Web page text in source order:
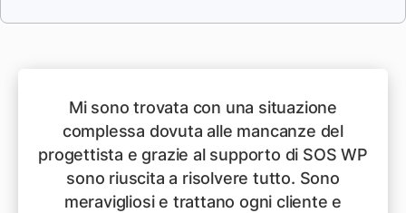
Mi sono trovata con una situazione
complessa dovuta alle mancanze del
progettista e grazie al supporto di SOS WP
sono riuscita a risolvere tutto. Sono
meravigliosi e trattano ogni cliente e